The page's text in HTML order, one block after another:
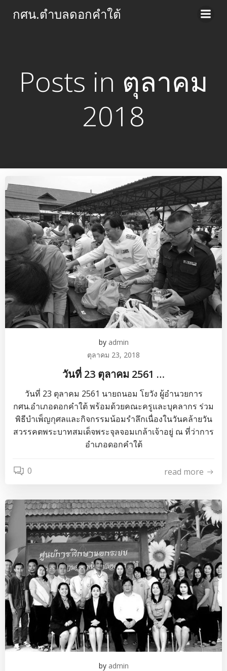
to
กศน.ตำบลดอกคำใต้
Posts in ตุลาคม
2018
by admin
ตุลาคม 23, 2018
วันที่ 23 ตุลาคม 2561 …
วันที่ 23 ตุลาคม 2561 นายถนอม โยวัง ผู้อำนวยการ
กศน.อำเภอดอกคำใต้ พร้อมด้วยคณะครูและบุคลากร ร่วม
พิธีบำเพ็ญกุศลและกิจกรรมน้อมรำลึกเนื่องในวันคล้ายวัน
สวรรคตพระบาทสมเด็จพระจุลจอมเกล้าเจ้าอยู่ ณ ที่ว่าการ
อำเภอดอกคำใต้
0 read more
by admin